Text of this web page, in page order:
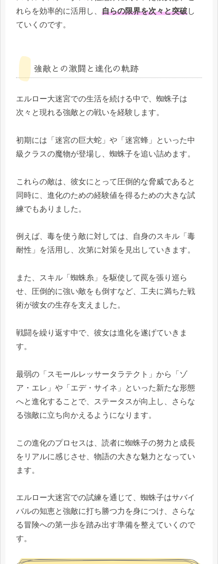
れらを効率的に活用し、 自らの限界を次々と突破し
ていくのです。
強敵との激闘と進化の軌跡
エルロー大迷宮での生活を続ける中で、蜘蛛子は
次々と現れる強敵との戦いを経験します。
初期には「迷宮の巨大蛇」や「迷宮蜂」といった中
級クラスの魔物が登場し、蜘蛛子を追い詰めます。
これらの敵は、彼女にとって圧倒的な脅威であると
同時に、進化のための経験値を得るための大きな試
練でもありました。
例えば、毒を使う敵に対しては、自身のスキル「毒
耐性」を活用し、次第に対策を見出していきます。
また、スキル「蜘蛛糸」を駆使して罠を張り巡ら
せ、圧倒的に強い敵をも倒すなど、工夫に満ちた戦
術が彼女の生存を支えました。
戦闘を繰り返す中で、彼女は進化を遂げていきま
す。
最弱の「スモールレッサータラテクト」から「ゾ
ア・エレ」や「エデ・サイネ」といった新たな形態
へと進化することで、ステータスが向上し、さらな
る強敵に立ち向かえるようになります。
この進化のプロセスは、読者に蜘蛛子の努力と成長
をリアルに感じさせ、物語の大きな魅力となってい
ます。
エルロー大迷宮での試練を通じて、蜘蛛子はサバイ
バルの知恵と強敵に打ち勝つ力を身につけ、さらな
る冒険への第一歩を踏み出す準備を整えていくので
す。